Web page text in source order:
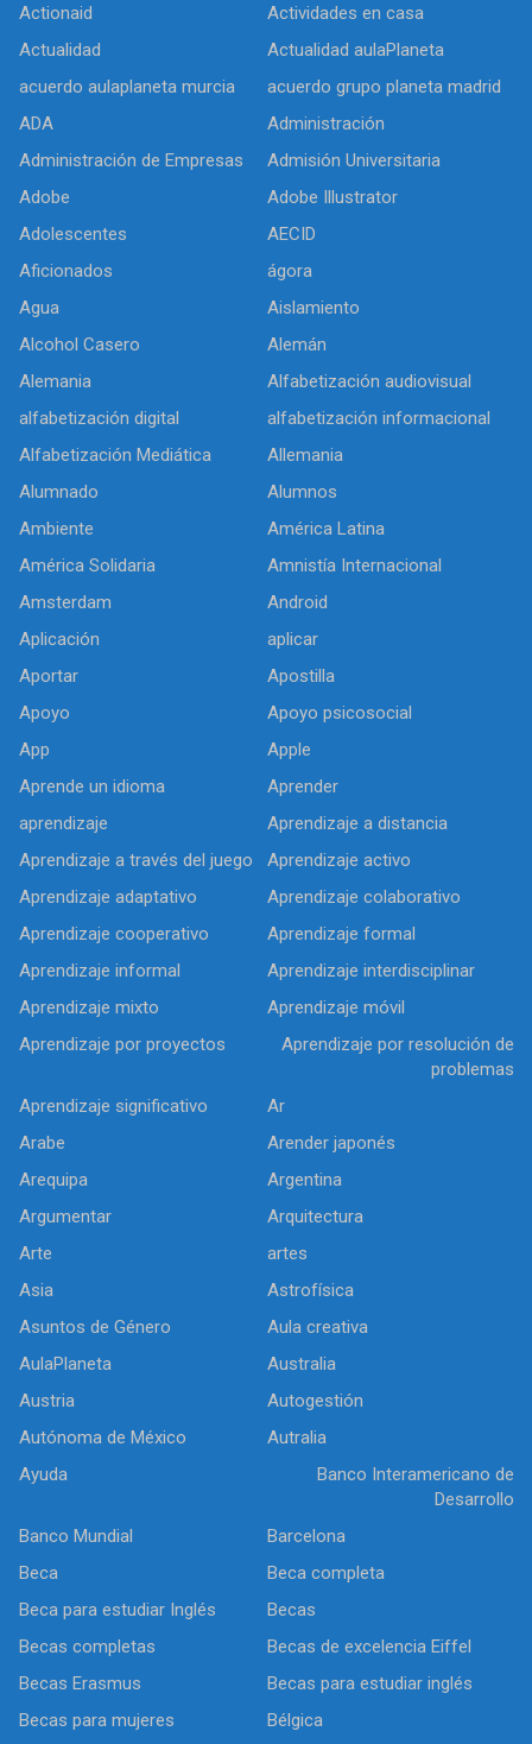
Actionaid
Actividades en casa
Actualidad
Actualidad aulaPlaneta
acuerdo aulaplaneta murcia
acuerdo grupo planeta madrid
ADA
Administración
Administración de Empresas
Admisión Universitaria
Adobe
Adobe Illustrator
Adolescentes
AECID
Aficionados
ágora
Agua
Aislamiento
Alcohol Casero
Alemán
Alemania
Alfabetización audiovisual
alfabetización digital
alfabetización informacional
Alfabetización Mediática
Allemania
Alumnado
Alumnos
Ambiente
América Latina
América Solidaria
Amnistía Internacional
Amsterdam
Android
Aplicación
aplicar
Aportar
Apostilla
Apoyo
Apoyo psicosocial
App
Apple
Aprende un idioma
Aprender
aprendizaje
Aprendizaje a distancia
Aprendizaje a través del juego
Aprendizaje activo
Aprendizaje adaptativo
Aprendizaje colaborativo
Aprendizaje cooperativo
Aprendizaje formal
Aprendizaje informal
Aprendizaje interdisciplinar
Aprendizaje mixto
Aprendizaje móvil
Aprendizaje por proyectos
Aprendizaje por resolución de
problemas
Aprendizaje significativo
Ar
Arabe
Arender japonés
Arequipa
Argentina
Argumentar
Arquitectura
Arte
artes
Asia
Astrofísica
Asuntos de Género
Aula creativa
AulaPlaneta
Australia
Austria
Autogestión
Autónoma de México
Autralia
Ayuda
Banco Interamericano de
Desarrollo
Banco Mundial
Barcelona
Beca
Beca completa
Beca para estudiar Inglés
Becas
Becas completas
Becas de excelencia Eiffel
Becas Erasmus
Becas para estudiar inglés
Becas para mujeres
Bélgica